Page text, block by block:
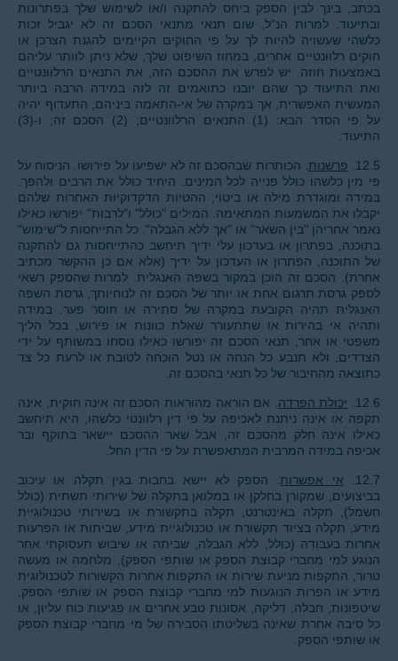
בכתב, בינך לבין הספק ביחס להתקנה ו/או לשימוש שלך בפתרונות
ובתיעוד. למרות הנ"ל, שום תנאי מתנאי הסכם זה לא יגביל זכות
כלשהי שעשויה להיות לך על פי החוקים הקיימים להגנת הצרכן או
חוקים רלוונטיים אחרים, במחוז השיפוט שלך, שלא ניתן לוותר עליהם
באמצעות חוזה. יש לפרש את ההסכם הזה, את התנאים הרלוונטיים
ואת התיעוד כך שהם יובנו כתואמים זה לזה במידה הרבה ביותר
המעשית האפשרית, אך במקרה של אי-התאמה ביניהם, התעדוף יהיה
על פי הסדר הבא: (1) התנאים הרלוונטיים; (2) הסכם זה; ו-(3)
התיעוד.
12.5. פרשנות . הכותרות שבהסכם זה לא ישפיעו על פירושו. הניסוח על
פי מין כלשהו כולל פנייה לכל המינים. היחיד כולל את הרבים ולהפך.
במידה ומוגדרת מילה או ביטוי, ההטיות הדקדוקיות האחרות שלהם
יקבלו את המשמעות המתאימה. המילים "כולל" ו"לרבות" יפורשו כאילו
נאמר אחריהן "בין השאר" או "אך ללא הגבלה". כל התייחסות ל"שימוש"
בתוכנה, בפתרון או בעדכון עלי ידיך תיחשב כהתייחסות גם להתקנה
של התוכנה, הפתרון או העדכון על ידיך (אלא אם כן ההקשר מכתיב
אחרת). הסכם זה הוכן במקור בשפה האנגלית. למרות שהספק רשאי
לספק גרסת תרגום אחת או יותר של הסכם זה לנוחיותך, גרסת השפה
האנגלית תהיה הקובעת במקרה של סתירה או חוסר פער. במידה
ותהיה אי בהירות או שתתעורר שאלת כוונות או פירוש, בכל הליך
משפטי או אחר, תנאי הסכם זה יפורשו כאילו נוסחו במשותף על ידי
הצדדים, ולא תנבע כל הנחה או נטל הוכחה לטובת או לרעת כל צד
כתוצאה מהחיבור של כל תנאי בהסכם זה.
12.6. יכולת הפרדה . אם הוראה מהוראות הסכם זה אינה חוקית, אינה
תקפה או אינה ניתנת לאכיפה על פי דין רלוונטי כלשהו, היא תיחשב
כאילו אינה חלק מהסכם זה, אבל שאר ההסכם יישאר בתוקף ובר
אכיפה במידה המרבית המתאפשרת על פי הדין החל.
12.7. אי אפשרות. הספק לא יישא בחבות בגין תקלה או עיכוב
בביצועים, שמקורן בחלקן או במלואן בתקלה של שירותי תשתית (כולל
חשמל), תקלה באינטרנט, תקלה בתקשורת או בשירותי טכנולוגיית
מידע, תקלה בציוד תקשורת או טכנולוגיית מידע, שביתות או הפרעות
אחרות בעבודה (כולל, ללא הגבלה, שביתה או שיבוש תעסוקתי אחר
הנוגע למי מחברי קבוצת הספק או שותפי הספק), מלחמה או מעשה
טרור, התקפות מניעת שירות או התקפות אחרות הקשורות לטכנולוגית
מידע או הפרות הנוגעות למי מחברי קבוצת הספק או שותפי הספק,
שיטפונות, חבלה, דליקה, אסונות טבע אחרים או פגיעות כוח עליון, או
כל סיבה אחרת שאינה בשליטתו הסבירה של מי מחברי קבוצת הספק
או שותפי הספק.